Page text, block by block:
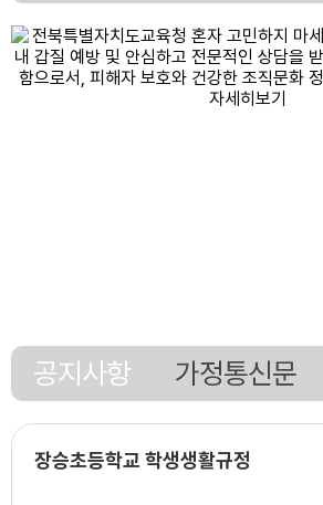
여름방학
10
여름방학
18
여름방학
19
여름방학
공지사항 가정통신문
장승초등학교 학생생활규정